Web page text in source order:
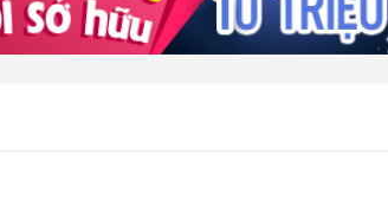
Đồ uống